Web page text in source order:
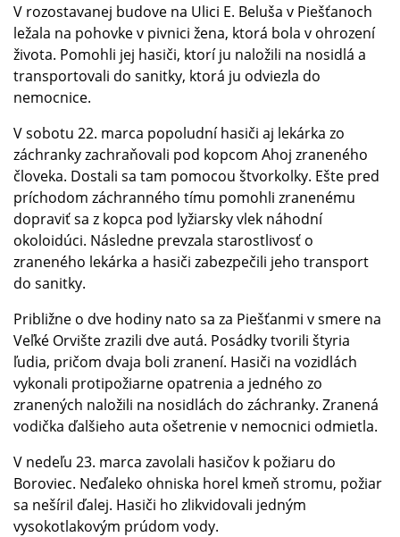
V rozostavanej budove na Ulici E. Beluša v Piešťanoch
ležala na pohovke v pivnici žena, ktorá bola v ohrození
života. Pomohli jej hasiči, ktorí ju naložili na nosidlá a
transportovali do sanitky, ktorá ju odviezla do
nemocnice.
V sobotu 22. marca popoludní hasiči aj lekárka zo
záchranky zachraňovali pod kopcom Ahoj zraneného
človeka. Dostali sa tam pomocou štvorkolky. Ešte pred
príchodom záchranného tímu pomohli zranenému
dopraviť sa z kopca pod lyžiarsky vlek náhodní
okoloidúci. Následne prevzala starostlivosť o
zraneného lekárka a hasiči zabezpečili jeho transport
do sanitky.
Približne o dve hodiny nato sa za Piešťanmi v smere na
Veľké Orvište zrazili dve autá. Posádky tvorili štyria
ľudia, pričom dvaja boli zranení. Hasiči na vozidlách
vykonali protipožiarne opatrenia a jedného zo
zranených naložili na nosidlách do záchranky. Zranená
vodička ďalšieho auta ošetrenie v nemocnici odmietla.
V nedeľu 23. marca zavolali hasičov k požiaru do
Boroviec. Neďaleko ohniska horel kmeň stromu, požiar
sa nešíril ďalej. Hasiči ho zlikvidovali jedným
vysokotlakovým prúdom vody.